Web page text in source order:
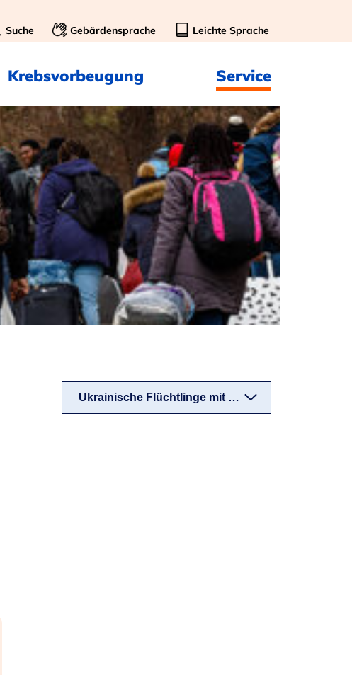
Suche Gebärdensprache Leichte Sprache
Krebsvorbeugung Service
Ukrainische Flüchtlinge mit Krebs